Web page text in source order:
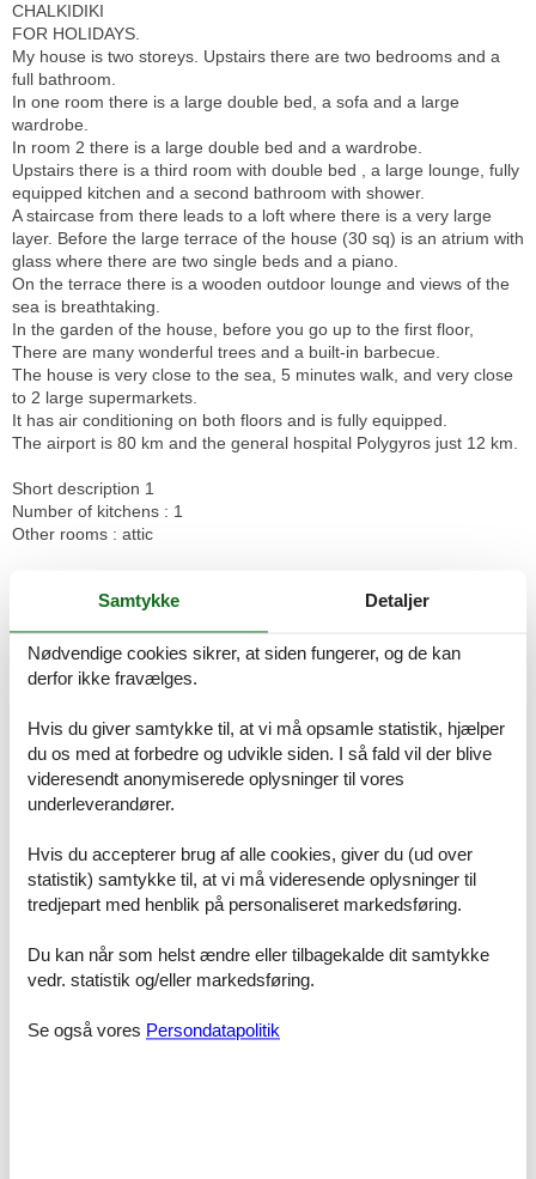
CHALKIDIKI
FOR HOLIDAYS.
My house is two storeys. Upstairs there are two bedrooms and a
full bathroom.
In one room there is a large double bed, a sofa and a large
wardrobe.
In room 2 there is a large double bed and a wardrobe.
Upstairs there is a third room with double bed , a large lounge, fully
equipped kitchen and a second bathroom with shower.
A staircase from there leads to a loft where there is a very large
layer. Before the large terrace of the house (30 sq) is an atrium with
glass where there are two single beds and a piano.
On the terrace there is a wooden outdoor lounge and views of the
sea is breathtaking.
In the garden of the house, before you go up to the first floor,
There are many wonderful trees and a built-in barbecue.
The house is very close to the sea, 5 minutes walk, and very close
to 2 large supermarkets.
It has air conditioning on both floors and is fully equipped.
The airport is 80 km and the general hospital Polygyros just 12 km.
Short description 1
Number of kitchens : 1
Other rooms : attic
Garden facilities : Grill
Basic information
- allowed size of dogs: large (more than 60 cm)
- size of property: 250 m²
- Number of bedrooms: 3
- Number of bathrooms: 2
- WiFi
- air conditioning: Everywhere
- heating: Everywhere
- terrace
- garden: For communal use
- Total of private car parking spaces: None
- ? of which garage spaces: None
- ? of which private outdoor parking spaces: None
Samtykke Detaljer
Nødvendige cookies sikrer, at siden fungerer, og de kan
derfor ikke fravælges.
Hvis du giver samtykke til, at vi må opsamle statistik, hjælper
du os med at forbedre og udvikle siden. I så fald vil der blive
videresendt anonymiserede oplysninger til vores
underleverandører.
Hvis du accepterer brug af alle cookies, giver du (ud over
statistik) samtykke til, at vi må videresende oplysninger til
tredjepart med henblik på personaliseret markedsføring.
Du kan når som helst ændre eller tilbagekalde dit samtykke
vedr. statistik og/eller markedsføring.
Se også vores Persondatapolitik